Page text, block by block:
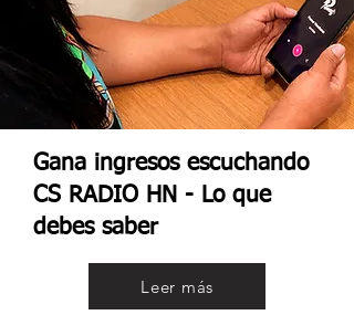
Gana ingresos escuchando
CS RADIO HN - Lo que
debes saber
Leer más